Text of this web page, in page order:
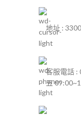
地址 :
客服電話 :
五